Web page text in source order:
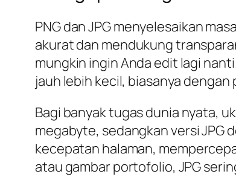
PNG dan JPG menyelesaikan
akurat dan mendukung
mungkin ingin Anda edit lagi
jauh lebih kecil, biasanya
Bagi banyak tugas dunia nyata,
megabyte, sedangkan versi JPG
kecepatan halaman,
atau gambar portofolio, JPG